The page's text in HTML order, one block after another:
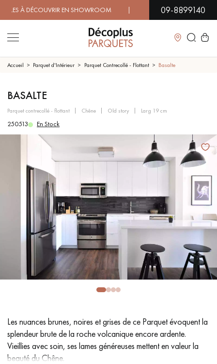
EN SHOWROOM | DISPONIBILITÉ09-8899140
Fermer
LES RECHERCHES LES PLUS COURANTES
PARQUET MASSIF
SOL PLAQUÉ BOIS VERITABLES
PARQUETS À MOTIFS
TRADITIONNELS
PARQUET EN BOIS EXOTIQUE
PARQUET HUILÉ PARQUET EN BOIS BRUT
PARQUET VIEILLI PARQUET EN CHÊNE FUMÉ
PARQUET LAMES LARGES XXL PARQUET EN CHÊNE
ACCESSOIRES PARQUET
Nos conseillers sont disponibles au
09-8899140
Accueil Parquet d'Intérieur Parquet Contrecollé - Flottant Basalte
BASALTE
parquet contrecollé - flottant chêne old story larg 19 cm
250513 En Stock
Les nuances brunes, noires et grises de ce Parquet évoquent la
splendeur brute de la roche volcanique encore ardente.
Vieillies avec soin, ses lames généreuses mettent en valeur la
beauté du Chêne.